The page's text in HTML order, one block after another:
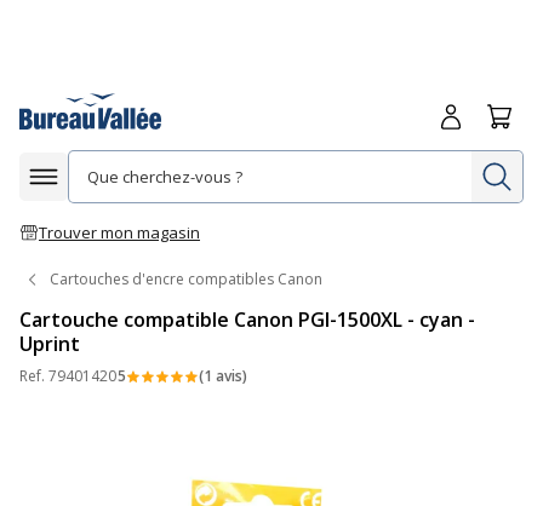
Afficher la navigation
Trouver mon magasin
Me
Cartouches d'encre compatibles Canon
Cartouche compatible Canon PGI-1500XL - cyan -
Uprint
Ref. 794014205 (1 avis)